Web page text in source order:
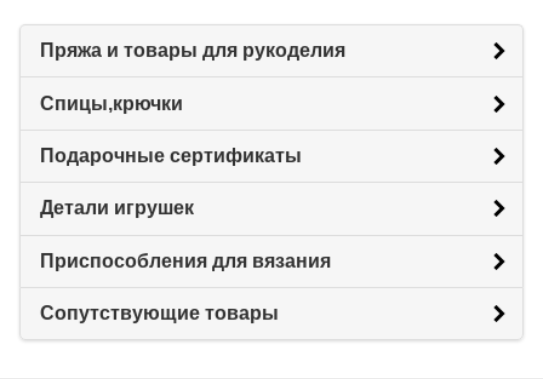
Пряжа и товары для рукоделия
Спицы,крючки
Подарочные сертификаты
Детали игрушек
Приспособления для вязания
Сопутствующие товары